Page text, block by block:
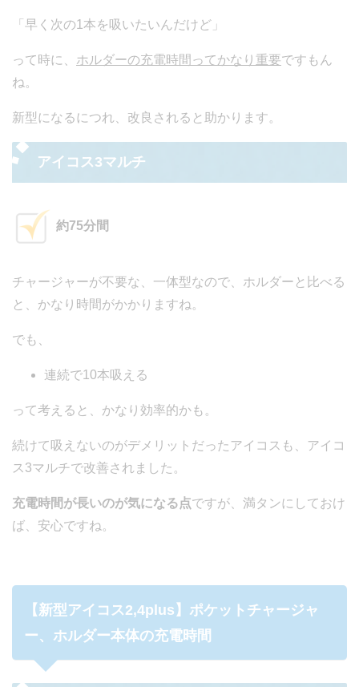
「早く次の1本を吸いたいんだけど」
って時に、 ホルダーの充電時間ってかなり重要ですもん
ね。
新型になるにつれ、改良されると助かります。
アイコス3マルチ
約75分間
チャージャーが不要な、一体型なので、ホルダーと比べる
と、かなり時間がかかりますね。
でも、
連続で10本吸える
って考えると、かなり効率的かも。
続けて吸えないのがデメリットだったアイコスも、アイコ
ス3マルチで改善されました。
充電時間が長いのが気になる点ですが、満タンにしておけ
ば、安心ですね。
【新型アイコス2,4plus】ポケットチャージャ
ー、ホルダー本体の充電時間